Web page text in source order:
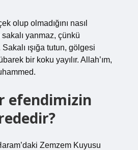
olup olmadığını nasıl
sakalı yanmaz, çünkü
ışığa tutun, gölgesi
bir koku yayılır. Allah’ım,
efendimizin
Zemzem Kuyusu